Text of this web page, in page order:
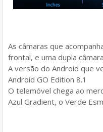
As câmaras que
frontal, e uma dupla
A versão do Android que
Android GO Edition 8.1
O telemóvel chega ao
Azul Gradient, o Verde